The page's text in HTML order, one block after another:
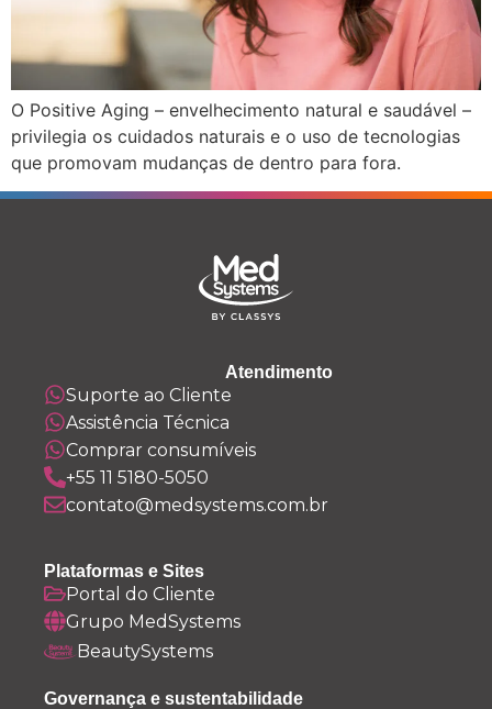
O Positive Aging – envelhecimento natural e saudável –
privilegia os cuidados naturais e o uso de tecnologias
que promovam mudanças de dentro para fora.
Atendimento
Suporte ao Cliente
Assistência Técnica
Comprar consumíveis
+55 11 5180-5050
contato@medsystems.com.br
Plataformas e Sites
Portal do Cliente
Grupo MedSystems
BeautySystems
Governança e sustentabilidade